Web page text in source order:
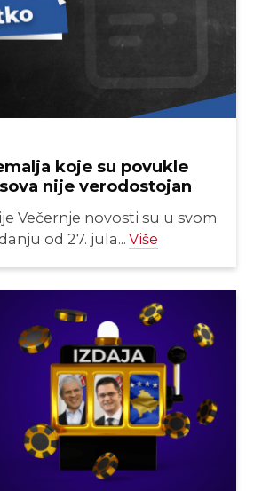
koje su povukle
nije verodostojan
Večernje novosti su u svom
od 27. jula... Više